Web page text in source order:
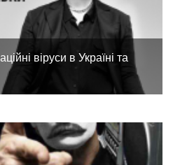
віруси в Україні та